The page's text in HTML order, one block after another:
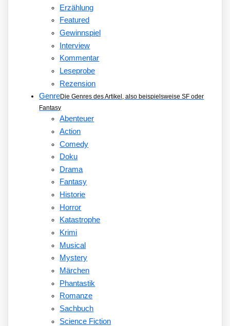
Erzählung
Featured
Gewinnspiel
Interview
Kommentar
Leseprobe
Rezension
GenreDie Genres des Artikel, also beispielsweise SF oder
Fantasy
Abenteuer
Action
Comedy
Doku
Drama
Fantasy
Historie
Horror
Katastrophe
Krimi
Musical
Mystery
Märchen
Phantastik
Romanze
Sachbuch
Science Fiction